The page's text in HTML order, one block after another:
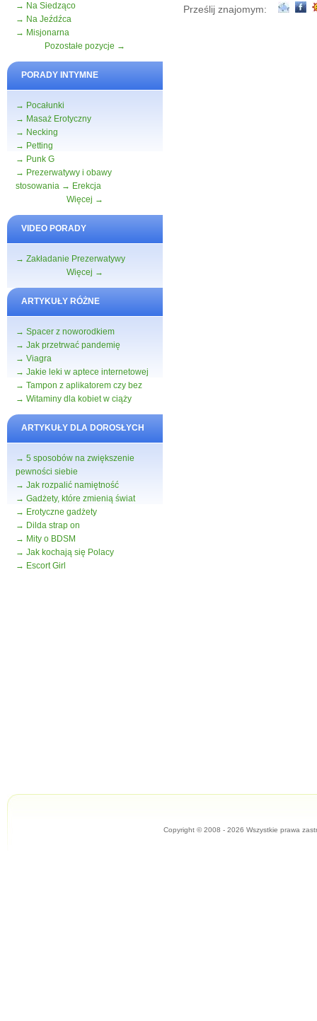
→ Na Siedząco
→ Na Jeźdźca
→ Misjonarna
Pozostałe pozycje →
PORADY INTYMNE
→ Pocałunki
→ Masaż Erotyczny
→ Necking
→ Petting
→ Punk G
→ Prezerwatywy i obawy
stosowania → Erekcja
Więcej →
VIDEO PORADY
→ Zakładanie Prezerwatywy
Więcej →
ARTYKUŁY RÓŻNE
→ Spacer z noworodkiem
→ Jak przetrwać pandemię
→ Viagra
→ Jakie leki w aptece internetowej
→ Tampon z aplikatorem czy bez
→ Witaminy dla kobiet w ciąży
ARTYKUŁY DLA DOROSŁYCH
→ 5 sposobów na zwiększenie
pewności siebie
→ Jak rozpalić namiętność
→ Gadżety, które zmienią świat
→ Erotyczne gadżety
→ Dilda strap on
→ Mity o BDSM
→ Jak kochają się Polacy
→ Escort Girl
Prześlij znajomym:
Copyright © 2008 - 2026 Wszystkie prawa